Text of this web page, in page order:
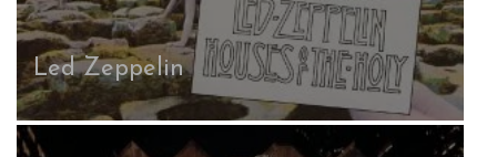
Led Zeppelin